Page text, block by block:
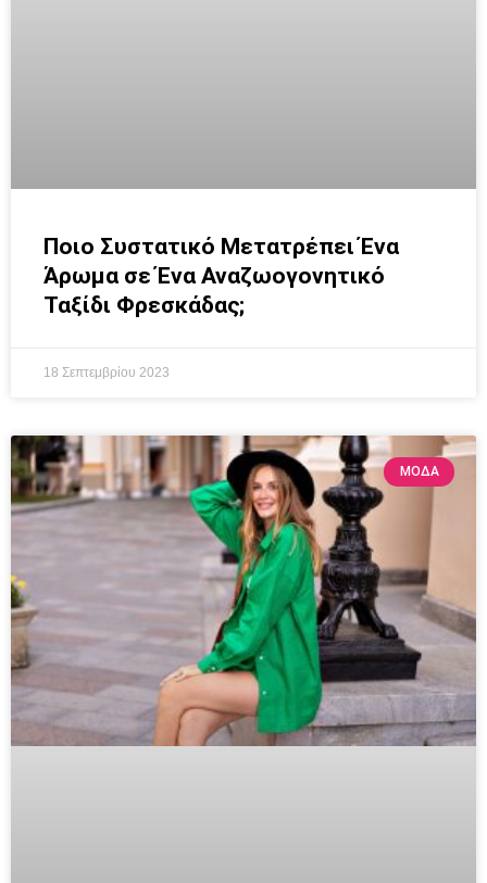
Ποιο Συστατικό Μετατρέπει Ένα
Άρωμα σε Ένα Αναζωογονητικό
Ταξίδι Φρεσκάδας;
18 Σεπτεμβρίου 2023
ΜΟΔΑ